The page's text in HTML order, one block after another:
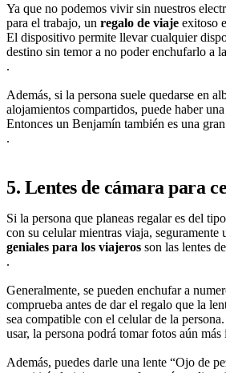
Ya que no podemos vivir sin nuestros
para el trabajo, un regalo de viaje exitoso
El dispositivo permite llevar cualquier
destino sin temor a no poder enchufarlo a
.
Además, si la persona suele quedarse en
alojamientos compartidos, puede haber
Entonces un Benjamín también es una
.
5. Lentes de cámara para
Si la persona que planeas regalar es del
con su celular mientras viaja, seguramente
geniales para los viajeros son las lentes
.
Generalmente, se pueden enchufar a
comprueba antes de dar el regalo que la
sea compatible con el celular de la
usar, la persona podrá tomar fotos aún más
Además, puedes darle una lente “Ojo de